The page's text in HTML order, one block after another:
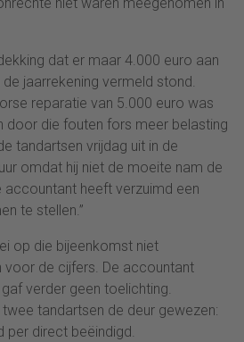
niet waren meegenomen in
dat er maar 4.000 euro aan
jaarrekening vermeld stond.
reparatie van 5.000 euro was
door die fouten fors meer belasting
tandartsen vrijdag uit in de
omdat hij niet de moeite nam de
accountant heeft verzuimd een
te stellen.”
op die bijeenkomst niet
voor de cijfers. De accountant
verder geen toelichting.
tandartsen de deur gewezen:
per direct beëindigd.